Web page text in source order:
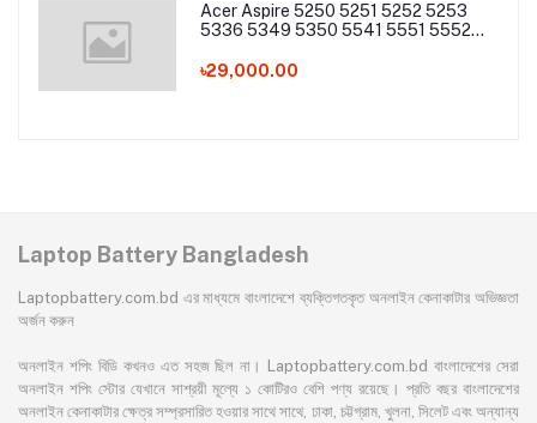
Acer Aspire 5250 5251 5252 5253
5336 5349 5350 5541 5551 5552
5745 5749 5750 5755 5760 7251
৳29,000.00
Laptop Battery Bangladesh
Laptopbattery.com.bd এর মাধ্যমে বাংলাদেশে ব্যক্তিগতকৃত অনলাইন কেনাকাটার অভিজ্ঞতা
অর্জন করুন
অনলাইন শপিং বিডি কখনও এত সহজ ছিল না। Laptopbattery.com.bd বাংলাদেশের সেরা
অনলাইন শপিং স্টোর যেখানে সাশ্রয়ী মূল্যে ১ কোটিরও বেশি পণ্য রয়েছে। প্রতি বছর বাংলাদেশের
অনলাইন কেনাকাটার ক্ষেত্র সম্প্রসারিত হওয়ার সাথে সাথে, ঢাকা, চট্টগ্রাম, খুলনা, সিলেট এবং অন্যান্য